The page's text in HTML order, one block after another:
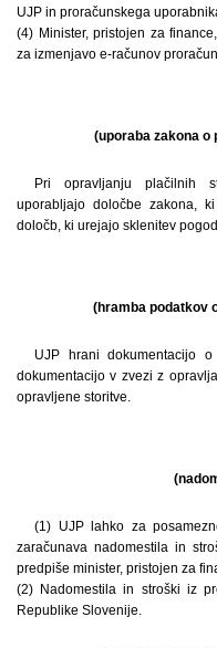
UJP in proračunskega
(4) Minister, pristojen za
za izmenjavo e-računov
(uporaba zakona
Pri opravljanju plačilnih
uporabljajo določbe zakona,
določb, ki urejajo sklenitev
(hramba podatkov
UJP hrani dokumentacijo
dokumentacijo v zvezi z
opravljene storitve.
(1) UJP lahko za
zaračunava nadomestila in
predpiše minister, pristojen za
(2) Nadomestila in stroški iz
Republike Slovenije.